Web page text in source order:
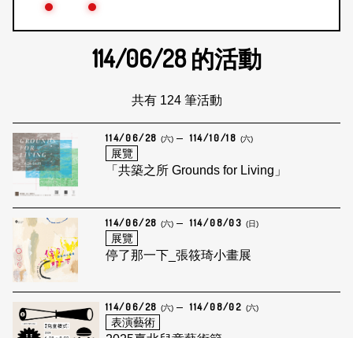
114/06/28的活動
共有 124 筆活動
114/06/28 (六) 114/10/18 (六)
展覽
「共築之所 Grounds for Living」
114/06/28 (六) 114/08/03 (日)
展覽
停了那一下_張筱琦小畫展
114/06/28 (六) 114/08/02 (六)
表演藝術